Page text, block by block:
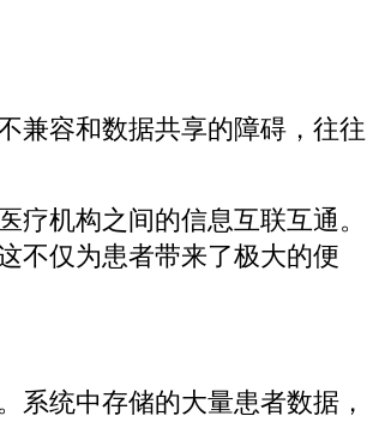
兼容和数据共享的障碍，往往
机构之间的信息互联互通。
不仅为患者带来了极大的便
系统中存储的大量患者数据，